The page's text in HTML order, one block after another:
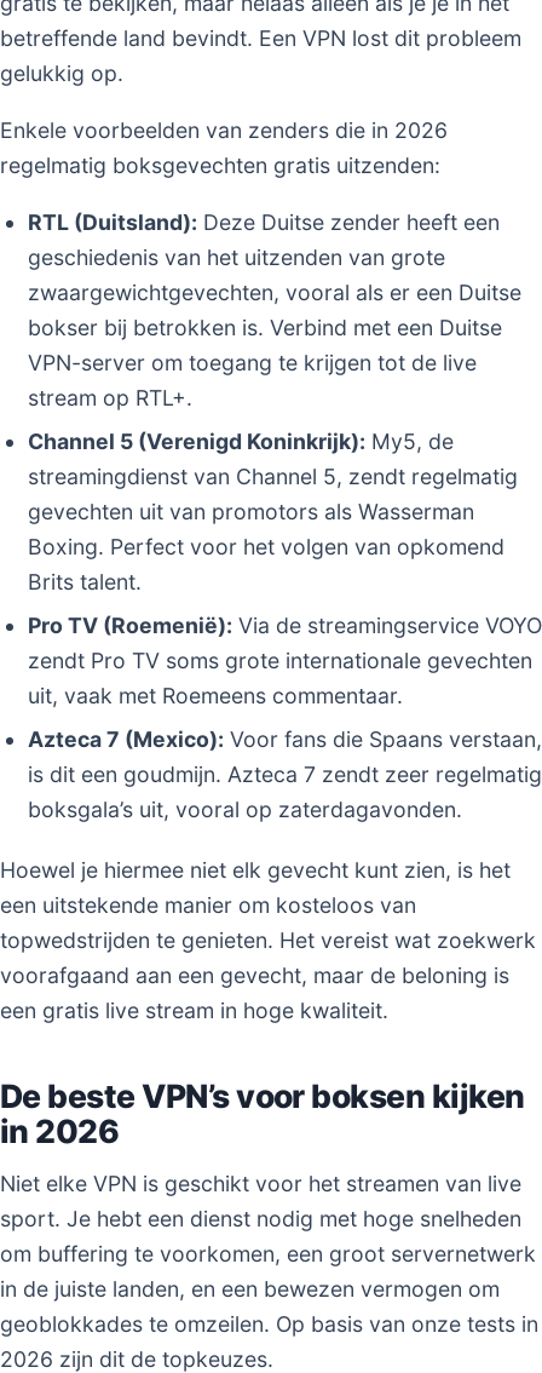
betreffende land bevindt. Een VPN lost dit probleem
gelukkig op.
Enkele voorbeelden van zenders die in 2026
regelmatig boksgevechten gratis uitzenden:
RTL (Duitsland): Deze Duitse zender heeft een
geschiedenis van het uitzenden van grote
zwaargewichtgevechten, vooral als er een Duitse
bokser bij betrokken is. Verbind met een Duitse
VPN-server om toegang te krijgen tot de live
stream op RTL+.
Channel 5 (Verenigd Koninkrijk): My5, de
streamingdienst van Channel 5, zendt regelmatig
gevechten uit van promotors als Wasserman
Boxing. Perfect voor het volgen van opkomend
Brits talent.
Pro TV (Roemenië): Via de streamingservice VOYO
zendt Pro TV soms grote internationale gevechten
uit, vaak met Roemeens commentaar.
Azteca 7 (Mexico): Voor fans die Spaans verstaan,
is dit een goudmijn. Azteca 7 zendt zeer regelmatig
boksgala’s uit, vooral op zaterdagavonden.
Hoewel je hiermee niet elk gevecht kunt zien, is het
een uitstekende manier om kosteloos van
topwedstrijden te genieten. Het vereist wat zoekwerk
voorafgaand aan een gevecht, maar de beloning is
een gratis live stream in hoge kwaliteit.
De beste VPN’s voor boksen kijken
in 2026
Niet elke VPN is geschikt voor het streamen van live
sport. Je hebt een dienst nodig met hoge snelheden
om buffering te voorkomen, een groot servernetwerk
in de juiste landen, en een bewezen vermogen om
geoblokkades te omzeilen. Op basis van onze tests in
2026 zijn dit de topkeuzes.